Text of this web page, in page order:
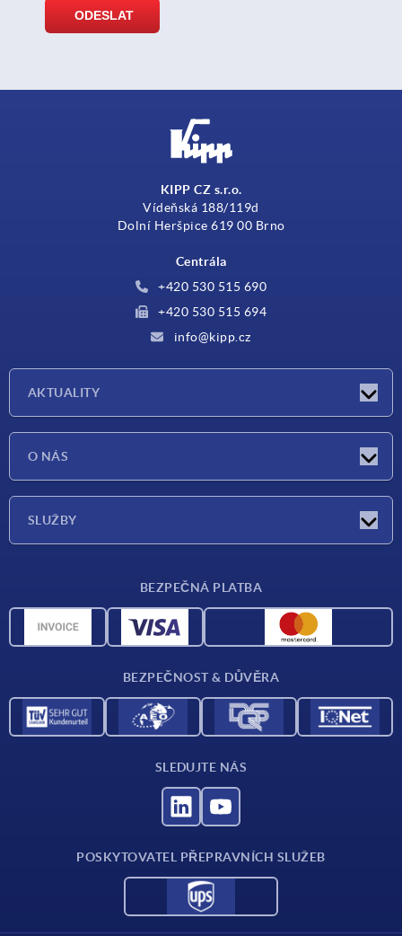
KIPP CZ s.r.o.
Vídeňská 188/119d
Dolní Heršpice 619 00 Brno
Centrála
+420 530 515 690
+420 530 515 694
info@kipp.cz
AKTUALITY
O NÁS
SLUŽBY
CAD data
BEZPEČNÁ PLATBA
BEZPEČNOST & DŮVĚRA
SLEDUJTE NÁS
POSKYTOVATEL PŘEPRAVNÍCH SLUŽEB